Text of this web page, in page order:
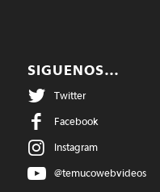
SIGUENOS…
Twitter
Facebook
Instagram
@temucowebvideos